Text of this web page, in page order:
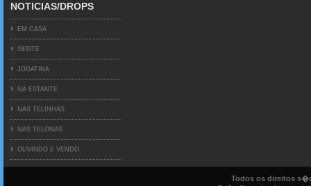
NOTICIAS/DROPS
EM CASA
GENTE
JOGATINA
NA ESTANTE
NAS TELINHAS
NAS TELONAS
OUVINDO E VENDO
Todos os direitos